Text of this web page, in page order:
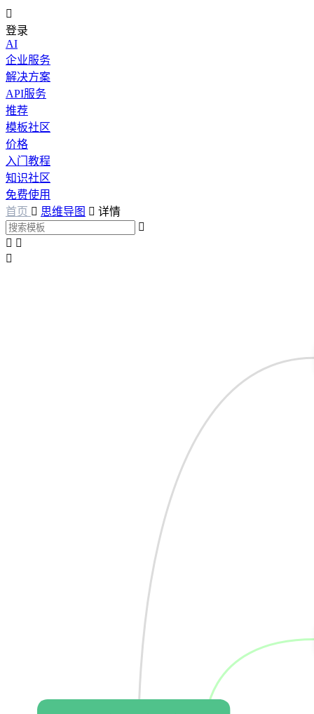

登录
AI
企业服务
解决方案
API服务
推荐
模板社区
价格
入门教程
知识社区
免费使用
首页  思维导图  详情

 
